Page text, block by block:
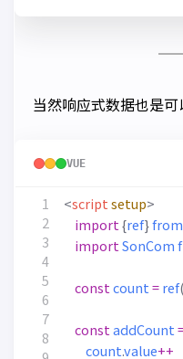
当然响应式数据也是
VUE
4
7
<script setup>
import {ref}from
import SonCom
const count =ref(
const addCount
count.value++